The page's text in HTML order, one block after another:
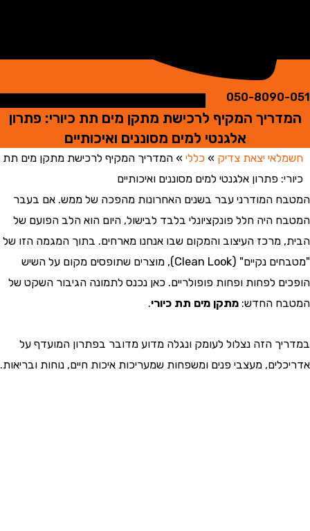
050-
המקיף לרכישת מתקן מים תת כיורי: פתרון
אלגנטי למים מסוננים ואיכותיים
יצאת צדיק »כללי»המדריך המקיף לרכישת מתקן מים תת
פתרון אלגנטי למים מסוננים ואיכותיים
המודרני עבר בשנים האחרונות מהפכה של ממש. אם בעבר
היה חלל פונקציונלי בלבד לבישול, היום הוא הלב הפועם של
מרכז העיצוב והמקום שבו אנחנו מארחים. בתוך המגמה הזו של
"מטבחים נקיים" (Clean Look), מוצרים שתופסים מקום על השיש
לפחות ופחות פופולריים. כאן נכנס לתמונה הגיבור השקט של
החדש:מתקן מים תת כיורי
הזה נצלול לעומק ונגלה מדוע מדובר בפתרון המועדף על
מעצבי פנים ומשפחות שמעריכות איכות חיים, נוחות ובריאות.